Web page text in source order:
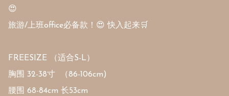
😍
旅游/上班office必备款！😍 快入起来🛒
FREESIZE （适合S-L）
胸围 32-38寸  （86-106cm)
腰围 68-84cm 长53cm